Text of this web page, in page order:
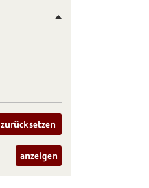
zurücksetzen
anzeigen